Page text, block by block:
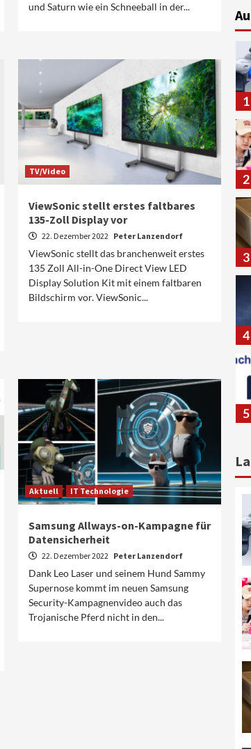
und Saturn wie ein Schneeball in der...
TV/Video
ViewSonic stellt erstes faltbares
135-Zoll Display vor
22. Dezember 2022 Peter Lanzendorf
ViewSonic stellt das branchenweit erstes
135 Zoll All-in-One Direct View LED
Display Solution Kit mit einem faltbaren
Bildschirm vor. ViewSonic...
Aktuell IT Technologie
Samsung Allways-on-Kampagne für
Datensicherheit
22. Dezember 2022 Peter Lanzendorf
Dank Leo Laser und seinem Hund Sammy
Supernose kommt im neuen Samsung
Security-Kampagnenvideo auch das
Trojanische Pferd nicht in den...
7
1
2
3
4
5
6
7
1